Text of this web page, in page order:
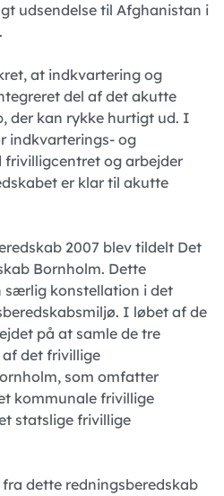
udsendelse til Afghanistan i
at indkvartering og
del af det akutte
der kan rykke hurtigt ud. I
indkvarterings- og
frivilligcentret og arbejder
er klar til akutte
2007 blev tildelt Det
Bornholm. Dette
særlig konstellation i det
I løbet af de
på at samle de tre
det frivillige
som omfatter
kommunale frivillige
statslige frivillige
dette redningsberedskab